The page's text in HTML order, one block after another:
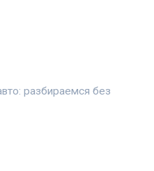
разбираемся без